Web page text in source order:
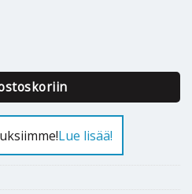
Scanoffice Giant SC-
Lue lisää!